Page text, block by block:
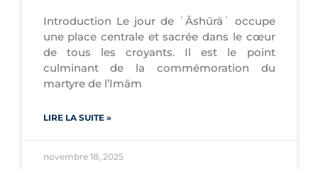
Introduction Le jour de ʿĀshūrāʾ occupe
une place centrale et sacrée dans le cœur
de tous les croyants. Il est le point
culminant de la commémoration du
martyre de l’Imām
LIRE LA SUITE »
novembre 18, 2025